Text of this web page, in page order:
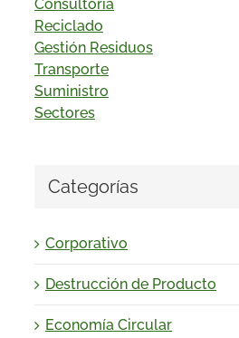
Consultoría
Reciclado
Gestión Residuos
Transporte
Suministro
Sectores
Categorías
Corporativo
Destrucción de Producto
Economía Circular